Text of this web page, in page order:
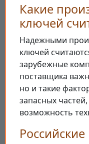
Какие
ключей
Надежными
ключей
зарубежные
поставщика
но и такие
запасных
возможность
Российские